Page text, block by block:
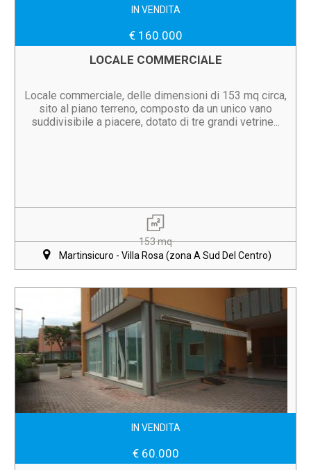
IN VENDITA
€ 160.000
LOCALE COMMERCIALE
Locale commerciale, delle dimensioni di 153 mq circa,
sito al piano terreno, composto da un unico vano
suddivisibile a piacere, dotato di tre grandi vetrine...
153 mq
Martinsicuro - Villa Rosa (zona A Sud Del Centro)
IN VENDITA
€ 60.000